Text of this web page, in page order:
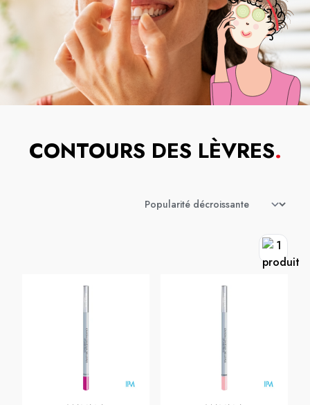
CONTOURS DES LÈVRES.